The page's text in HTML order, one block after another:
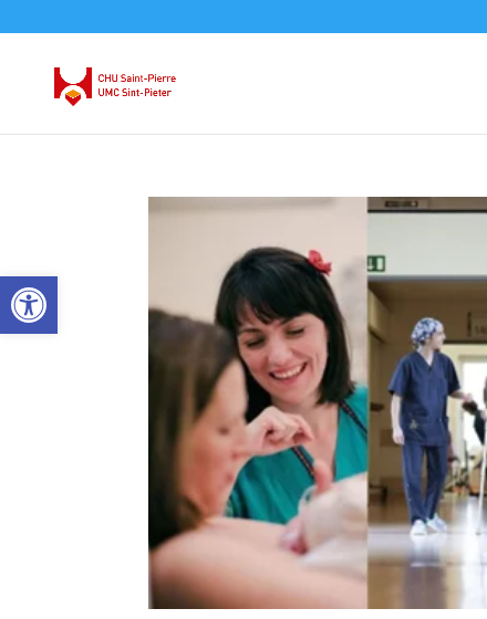
Ouvrir la barre d’outils